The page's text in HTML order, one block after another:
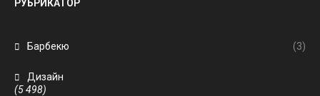
РУБРИКАТОР
Барбекю (3)
Дизайн
(5 498)